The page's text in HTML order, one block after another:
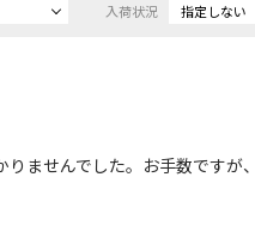
入荷状況 指定しない
ませんでした。お手数ですが